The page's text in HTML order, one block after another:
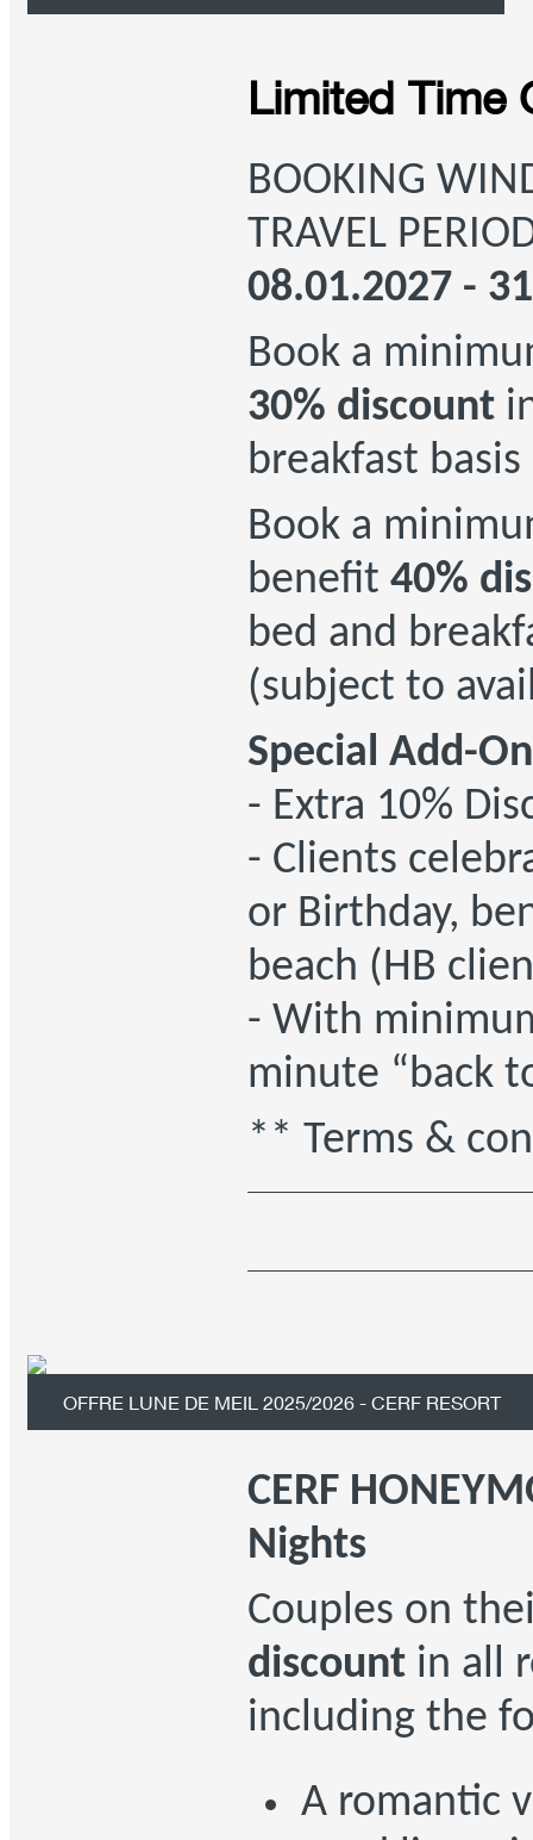
Limited Time
BOOKING
TRAVEL
08.01.2027 -
Book a
30% discount
breakfast basis
Book a
benefit 40%
bed and
(subject to
Special Add-
- Extra 10%
- Clients
or Birthday,
beach (HB
- With
minute “back
** Terms &
OFFRE LUNE DE MEIL 2025/2026 - CERF RESORT
CERF
Nights
Couples on
discountin all
including the
A romantic